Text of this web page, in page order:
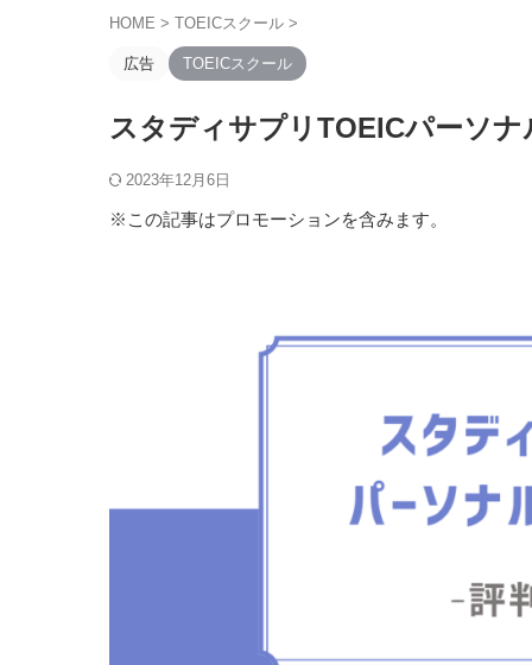
HOME > TOEICスクール >
広告 TOEICスクール
スタディサプリTOEICパーソ
2023年12月6日
※この記事はプロモーションを含みます。